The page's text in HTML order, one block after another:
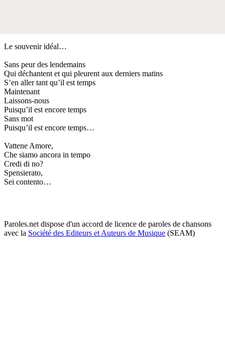
Le souvenir idéal…
Sans peur des lendemains
Qui déchantent et qui pleurent aux derniers matins
S’en aller tant qu’il est temps
Maintenant
Laissons-nous
Puisqu’il est encore temps
Sans mot
Puisqu’il est encore temps…
Vattene Amore,
Che siamo ancora in tempo
Credi di no?
Spensierato,
Sei contento…
Paroles.net dispose d'un accord de licence de paroles de chansons
avec la Société des Editeurs et Auteurs de Musique (SEAM)